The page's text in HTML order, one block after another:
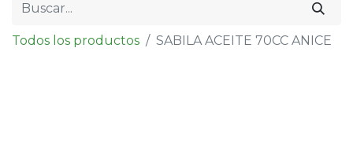
Todos los productos SABILA ACEITE 70CC ANICE